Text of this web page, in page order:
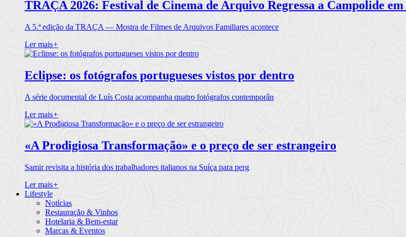
TRAÇA 2026: Festival de Cinema de Arquivo Regressa a Campolide
A 5.ª edição da TRAÇA — Mostra de Filmes de Arquivos Familiares acontece
Ler mais+
Eclipse: os fotógrafos portugueses vistos por dentro
A série documental de Luís Costa acompanha quatro fotógrafos contemporân
Ler mais+
«A Prodigiosa Transformação» e o preço de ser estrangeiro
Samir revisita a história dos trabalhadores italianos na Suíça para perg
Ler mais+
Lifestyle
Notícias
Restauração & Vinhos
Hotelaria & Bem-estar
Marcas & Eventos